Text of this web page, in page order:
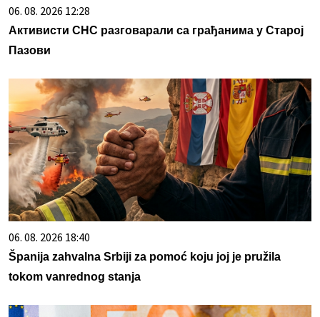
06. 08. 2026 12:28
Активисти СНС разговарали са грађанима у Старој
Пазови
06. 08. 2026 18:40
Španija zahvalna Srbiji za pomoć koju joj je pružila
tokom vanrednog stanja